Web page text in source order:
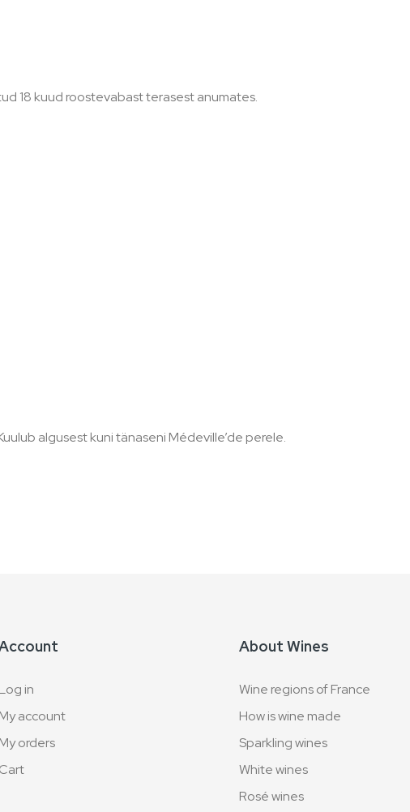
18 kuud roostevabast terasest anumates.
algusest kuni tänaseni Médeville’de perele.
Log in
My account
My orders
Cart
About Wines
Wine regions of France
How is wine made
Sparkling wines
White wines
Rosé wines